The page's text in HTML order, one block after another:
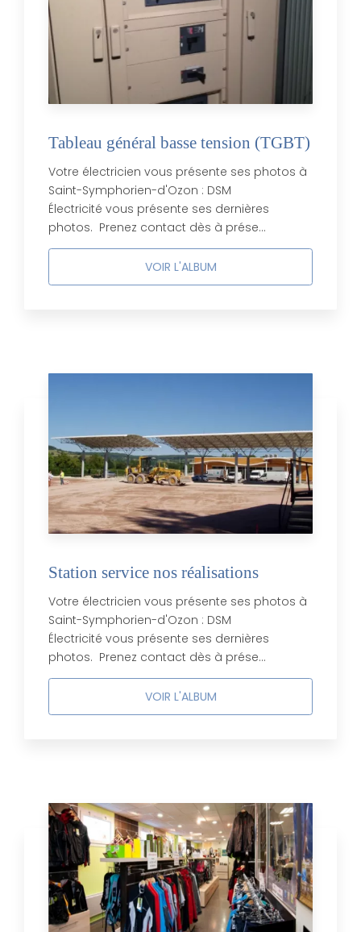
Tableau général basse tension (TGBT)
Votre électricien vous présente ses photos à
Saint-Symphorien-d'Ozon : DSM
Électricité vous présente ses dernières
photos. Prenez contact dès à prése...
VOIR L'ALBUM
Station service nos réalisations
Votre électricien vous présente ses photos à
Saint-Symphorien-d'Ozon : DSM
Électricité vous présente ses dernières
photos. Prenez contact dès à prése...
VOIR L'ALBUM